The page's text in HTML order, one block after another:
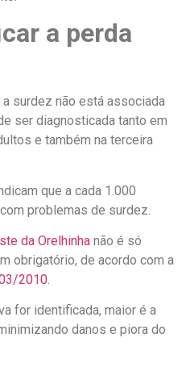
a perda
surdez não está associada
ser diagnosticada tanto em
e também na terceira
que a cada 1.000
problemas de surdez.
da Orelhinha não é só
obrigatório, de acordo com a
2010.
for identificada, maior é a
danos e piora do